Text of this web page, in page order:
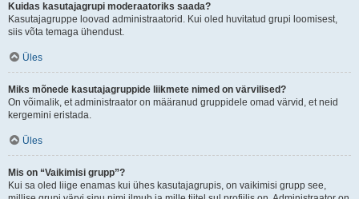
Kuidas kasutajagrupi moderaatoriks saada?
Kasutajagruppe loovad administraatorid. Kui oled huvitatud grupi loomisest,
siis võta temaga ühendust.
Üles
Miks mõnede kasutajagruppide liikmete nimed on värvilised?
On võimalik, et administraator on määranud gruppidele omad värvid, et neid
kergemini eristada.
Üles
Mis on “Vaikimisi grupp”?
Kui sa oled liige enamas kui ühes kasutajagrupis, on vaikimisi grupp see,